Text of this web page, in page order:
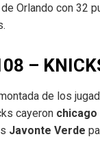
Orlando con 32
–
de los
cayeron chicago
Javonte Verde